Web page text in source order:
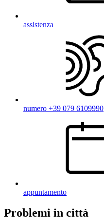
assistenza
numero +39 079 6109990
appuntamento
Problemi in città